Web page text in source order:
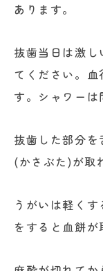
あります。
抜歯当日は激
てください。
す。シャワーは
抜歯した部分
(かさぶた)が取
うがいは軽く
をすると血餅が